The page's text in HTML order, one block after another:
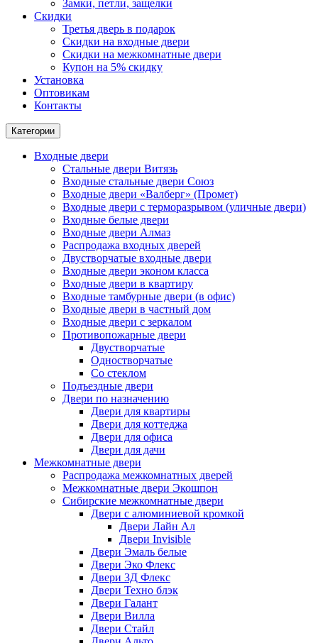
Замки, петли, защелки
Скидки
Третья дверь в подарок
Скидки на входные двери
Скидки на межкомнатные двери
Купон на 5% скидку
Установка
Оптовикам
Контакты
Категории
Входные двери
Стальные двери Витязь
Входные стальные двери Союз
Входные двери «Валберг» (Промет)
Входные двери с терморазрывом (уличные двери)
Входные белые двери
Входные двери Алмаз
Распродажа входных дверей
Двустворчатые входные двери
Входные двери эконом класса
Входные двери в квартиру
Входные тамбурные двери (в офис)
Входные двери в частный дом
Входные двери с зеркалом
Противопожарные двери
Двустворчатые
Одностворчатые
Со стеклом
Подъездные двери
Двери по назначению
Двери для квартиры
Двери для коттеджа
Двери для офиса
Двери для дачи
Межкомнатные двери
Распродажа межкомнатных дверей
Межкомнатные двери Экошпон
Сибирские межкомнатные двери
Двери с алюминиевой кромкой
Двери Лайн Ал
Двери Invisible
Двери Эмаль белые
Двери Эко Флекс
Двери 3Д Флекс
Двери Техно блэк
Двери Галант
Двери Вилла
Двери Стайл